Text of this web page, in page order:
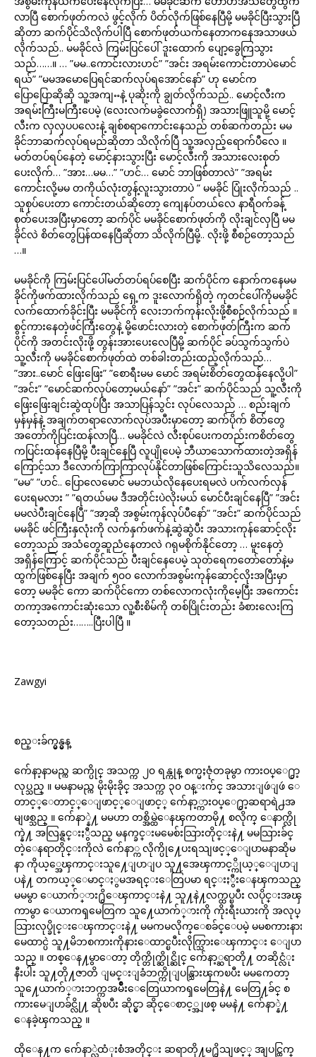
လာပြီ စောက်ဖုတ်ကလဲ ဖွင့်လိုက် ပိတ်လိုက်ဖြစ်နေပြီမို့ မမခိုင်ပြီးသွားပြီ
ဆိုတာ ဆက်ပိုင်သိလိုက်ပါပြီ စောက်ဖုတ်ယက်နေတာကနေအသာဖယ်
လိုက်သည်.. မမခိုင်လဲ ကြမ်းပြင်ပေါ် ဒူးထောက် ပျော့ခွေကြသွား
သည်……။ … ”မမ..ကောင်းလားဟင်” ”အင်း အရမ်းကောင်းတာပဲမောင်
ရယ်” ”မမအမောပြေရင်ဆက်လုပ်ရအောင်နော်” ဟု မောင်က
ပြောပြောဆိုဆို သူ့အကျႌနဲ့ ပုဆိုးကို ချွတ်လိုက်သည်.. မောင့်လီးက
အရမ်းကြီးမကြီးပေမဲ့ (လေးလက်မခွဲလောက်ရှိ) အသားဖြူသူမို့ မောင့်
လီးက လှလှပပလေးနဲ့ ချစ်စရာကောင်းနေသည် တစ်ဆက်တည်း မမ
ခိုင်ဘာဆက်လုပ်ရမည်ဆိုတာ သိလိုက်ပြီ သူ့အလှည့်ရောက်ပီလေ ။
မတ်တပ်ရပ်နေတဲ့ မောင့်နားသွားပြီး မောင့်လီးကို အသားလေးစုတ်
ပေးလိုက်… ”အား…မမ…” ”ဟင်… မောင် ဘာဖြစ်တာလဲ” ”အရမ်း
ကောင်းလို့မမ တကိုယ်လုံးတွန့်လူးသွားတာပဲ ” မမခိုင် ပြုံးလိုက်သည် ..
သူစုပ်ပေးတာ ကောင်းတယ်ဆိုတော့ ကျေနပ်တယ်လေ နာရီဝက်ခန့်
စုတ်ပေးအပြီးမှာတော့ ဆက်ပိုင် မမခိုင်စောက်ဖုတ်ကို လိုးချင်လှပြီ မမ
ခိုင်လဲ စိတ်တွေပြန်ထနေပြီဆိုတာ သိလိုက်ပြီမို့.. လိုးဖို့ စီစဉ်တော့သည်
…။
မမခိုင်ကို ကြမ်းပြင်ပေါ်မတ်တပ်ရပ်စေပြီး ဆက်ပိုင်က နောက်ကနေမမ
ခိုင်ကိုဖက်ထားလိုက်သည် ရှေ့က ဒူးလောက်ရှိတဲ့ ကုတင်ပေါ်ကိုမမခိုင်
လက်ထောက်ခိုင်းပြီး မမခိုင်ကို လေးဘက်ကုန်းလိုးဖို့စီစဉ်လိုက်သည် ။
စွင့်ကားနေတဲ့ဖင်ကြီးတွေနဲ့ မို့ဖောင်းလားတဲ့ စောက်ဖုတ်ကြီးက ဆက်
ပိုင်ကို အတင်းလိုးဖို့ တွန်းအားပေးလေပြီမို့ ဆက်ပိုင် ခပ်သွက်သွက်ပဲ
သူ့လီးကို မမခိုင်စောက်ဖုတ်ထဲ တစ်ခါးတည်းထည့်လိုက်သည်…
”အား..မောင် ဖြေးဖြေး” ”စောရီးမမ မောင် အရမ်းစိတ်တွေထန်နေလို့ပါ”
”အင်း” ”မောင်ဆက်လုပ်တော့မယ်နော်” ”အင်း” ဆက်ပိုင်သည် သူ့လီးကို
ဖြေးဖြေးချင်းဆွဲထုပ်ပြီး အသာပြန်သွင်း လုပ်လေသည် … စည်းချက်
မှန်မှန်နဲ့ အချက်တရာလောက်လုပ်အပီးမှာတော့ ဆက်ပိုက် စိတ်တွေ
အတော်ကိုပြင်းထန်လာပြီ… မမခိုင်လဲ လီးစုပ်ပေးကတည်းကစိတ်တွေ
ကပြင်းထန်နေပြီမို့ ပီးချင်နေပြီ လူပျိုပေမဲ့ ဘီယာသောက်ထားတဲ့အရှိန်
ကြောင့်သာ ဒီလောက်ကြာကြာလုပ်နိုင်တာဖြစ်ကြောင်းသူသိလေသည်။
”မမ” ”ဟင်.. ပြောလေမောင် မမဘယ်လိုနေပေးရမလဲ ပက်လက်လှန်
ပေးရမလား ” ”ရတယ်မမ ဒီအတိုင်းပဲလိုးမယ် မောင်ပီးချင်နေပြီ” ”အင်း
မမလဲပီးချင်နေပြီ” ”အာ့ဆို အစွမ်းကုန်လုပ်ပီနော်” ”အင်း” ဆက်ပိုင်သည်
မမခိုင် ဖင်ကြီးနှလုံးကို လက်နှက်ဖက်နဲ့ဆွဲဆွဲပီး အသားကုန်ဆောင့်လိုး
တော့သည် အသံတွေဆူညံနေတာလဲ ဂရုမစိုက်နိုင်တော့ … မူးနေတဲ့
အရှိန်ကြောင့် ဆက်ပိုင်သည် ပီးချင်နေပေမဲ့ သုတ်ရေကတော်တော်နဲ့မ
ထွက်ဖြစ်နေပြီး အချက် ၅၀၀ လောက်အစွမ်းကုန်ဆောင့်လိုးအပြီးမှာ
တော့ မမခိုင် ကော ဆက်ပိုင်ကော တစ်လောကလုံးကိုမေ့ပြီး အကောင်း
တကာ့အကောင်းဆုံးသော လူ့စီးစိမ်ကို တစ်ပြိုင်းတည်း ခံစားလေးကြ
တော့သတည်း……..ပြီးပါပြီ ။
Zawgyi
စည္းခ်က္မွန္မွန္
က်ေနာ့နာမည္က ဆက္ပိုင္ အသက္က ၂၀ ရန္ကုန္ စက္မႈဇုံတခုမွာ ကားဝပ္ေ႐ွာ့
လုပ္သည္ ။ မမနာမည္က မိုးမိုးခိုင္ အသက္က ၃၀ ဝန္းက်င္ အသားျဖဴျဖဴ ေ
တာင့္ေတာင့္ေျဖာင့္ေျဖာင့္ က်ေနာ့္ကားဝပ္ေ႐ွာ့ဆရာရဲ႕အ
မျဖစ္သည္ ။ က်ေနာ္နဲ႔ မမဟာ တစ္အိမ္ထဲေနၾကတာမို႔ စလိုက္ ေနာက္လို
က္နဲ႔ အလြန္ရင္းႏွီသည္ မနက္ခင္းမမေစ်းသြားတိုင္းနဲ႔ မမသြားခ်င္
တဲ့ေနရာတိုင္းကိုလဲ က်ေနာ္က လိုက္ပို႔ေပးရသျဖင့္ေျပာမနာဆိုမ
နာ ကိုယ့္အေၾကာင္းသူ႔ေျပာျပ သူ႔အေၾကာင့္ကိုယ့္ေျပာျ
ပနဲ႔ တကယ့္ေမာင္ႏွမအရင္းေတြပမာ ရင္းႏွီးေနၾကသည္
မမမွာ ေယာက်္ား႐ွိေၾကာင္းနဲ႔ သူ႔နဲ႔လက္ထပ္ၿပီး လပိုင္းအၾ
ကာမွာ ေယာကၡမေတြက သူ႔ေယာက်္ားကို ကိုးရီးယားကို အလုပ္
သြားလုပ္ခိုင္းေၾကာင္းနဲ႔ မမကမလိုက္ေစခ်င္ေပမဲ့ မမစကားနား
မေထာင္ပဲ သူ႔မိဘစကားကိုနားေထာင္ၿပီးလိုက္သြားေၾကာင္း ေျပာ
သည္ ။ တစ္ေန႔မွာေတာ့ တိုက္တိုက္ဆိုင္ဆိုင္ က်ေနာ့္ဆရာတို႔ တဆိုင္လံုး
နီးပါး သူ႔တို႔ဇာတိ ျမင္းျခံဘက္ကိုျပန္သြားၾကၿပီး မမကေတာ့
သူ႔ေယာက်္ားဘက္ကအမ်ိဳးေတြေယာကၡမေတြနဲ႔ မေတြ႔ခ်င္ စ
ကားမေျပာခ်င္လို႔ ဆိုၿပီး ဆိုင္မွာ ဆိုင္ေစာင့္အျဖစ္ မမနဲ႔ က်ေနာ္နဲ႔
ေနခဲ့ၾကသည္ ။
ထိုေန႔က က်ေနာ္လဲထံုးစံအတိုင္း ဆရာတို႔မ႐ွိသျဖင့္ အျပင္ထြက္